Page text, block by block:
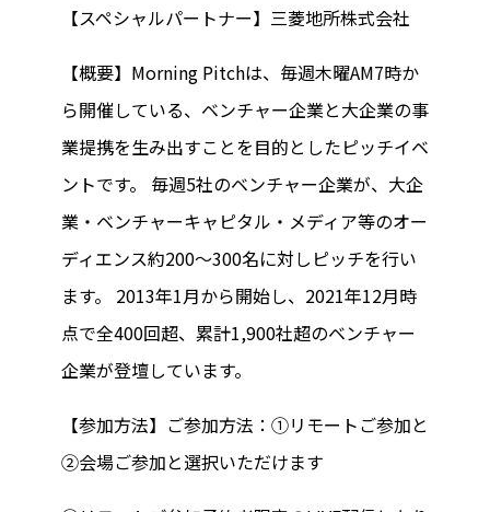
【スペシャルパートナー】三菱地所株式会社
【概要】Morning Pitchは、毎週木曜AM7時か
ら開催している、ベンチャー企業と大企業の事
業提携を生み出すことを目的としたピッチイベ
ントです。 毎週5社のベンチャー企業が、大企
業・ベンチャーキャピタル・メディア等のオー
ディエンス約200～300名に対しピッチを行い
ます。 2013年1月から開始し、2021年12月時
点で全400回超、累計1,900社超のベンチャー
企業が登壇しています。
【参加方法】ご参加方法：①リモートご参加と
②会場ご参加と選択いただけます